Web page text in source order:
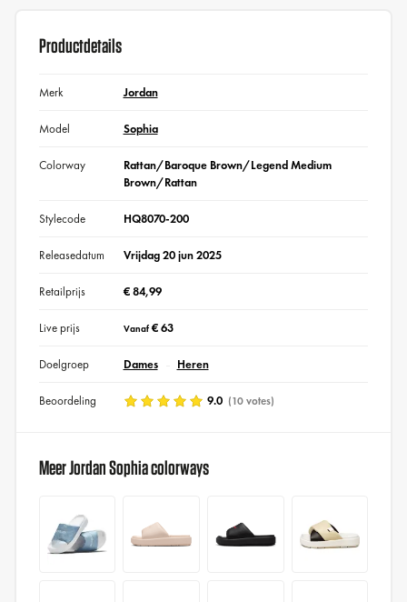
Productdetails
Merk Jordan
Model Sophia
Colorway
Rattan/Baroque Brown/Legend Medium
Brown/Rattan
Stylecode HQ8070-200
Releasedatum Vrijdag 20 jun 2025
Retailprijs € 84,99
Live prijs Vanaf€ 63
Doelgroep Dames Heren
Beoordeling 9.0 (10 votes)
Meer Jordan Sophia colorways